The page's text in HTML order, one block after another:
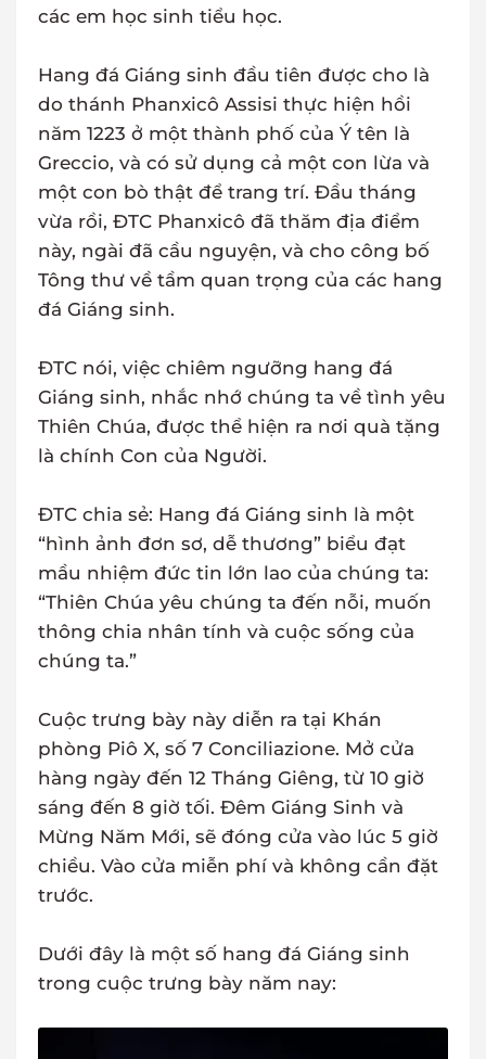
các em học sinh tiểu học.
Hang đá Giáng sinh đầu tiên được cho là
do thánh Phanxicô Assisi thực hiện hồi
năm 1223 ở một thành phố của Ý tên là
Greccio, và có sử dụng cả một con lừa và
một con bò thật để trang trí. Đầu tháng
vừa rồi, ĐTC Phanxicô đã thăm địa điểm
này, ngài đã cầu nguyện, và cho công bố
Tông thư về tầm quan trọng của các hang
đá Giáng sinh.
ĐTC nói, việc chiêm ngưỡng hang đá
Giáng sinh, nhắc nhớ chúng ta về tình yêu
Thiên Chúa, được thể hiện ra nơi quà tặng
là chính Con của Người.
ĐTC chia sẻ: Hang đá Giáng sinh là một
“hình ảnh đơn sơ, dễ thương” biểu đạt
mầu nhiệm đức tin lớn lao của chúng ta:
“Thiên Chúa yêu chúng ta đến nỗi, muốn
thông chia nhân tính và cuộc sống của
chúng ta.”
Cuộc trưng bày này diễn ra tại Khán
phòng Piô X, số 7 Conciliazione. Mở cửa
hàng ngày đến 12 Tháng Giêng, từ 10 giờ
sáng đến 8 giờ tối. Đêm Giáng Sinh và
Mừng Năm Mới, sẽ đóng cửa vào lúc 5 giờ
chiều. Vào cửa miễn phí và không cần đặt
trước.
Dưới đây là một số hang đá Giáng sinh
trong cuộc trưng bày năm nay: